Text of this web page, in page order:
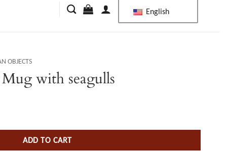
English
OBJECTS
with seagulls
ADD TO CART